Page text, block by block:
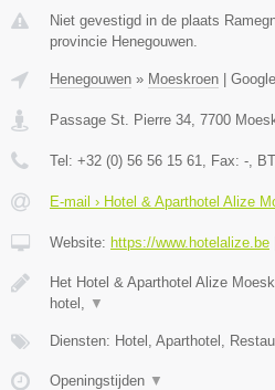
Niet gevestigd in de plaats
provincie Henegouwen.
Henegouwen » Moeskroen |
Passage St. Pierre 34 7700
Tel: +32 (0) 56 56 15 61 , Fax: - ,
E-mail › Hotel & Aparthotel Alize
Website: https://www.hotelalize.be
Het Hotel & Aparthotel Alize
hotel,
▼
Diensten: Hotel, Aparthotel,
Openingstijden ▼